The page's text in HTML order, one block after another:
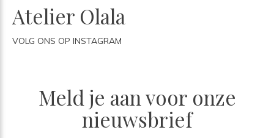
Atelier Olala
VOLG ONS OP INSTAGRAM
Meld je aan voor onze
nieuwsbrief